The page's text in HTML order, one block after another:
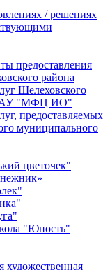
/ решениях
предоставления
района
Шелеховского
ГАУ "МФЦ ИО"
предоставляемых
муниципального
цветочек"
"Юность"